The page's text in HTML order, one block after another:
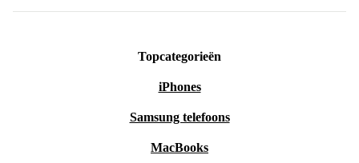
Topcategorieën
iPhones
Samsung telefoons
MacBooks